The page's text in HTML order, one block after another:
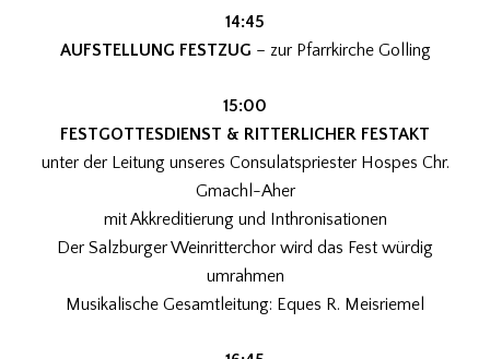
14:45
AUFSTELLUNG FESTZUG – zur Pfarrkirche Golling
15:00
FESTGOTTESDIENST & RITTERLICHER FESTAKT
unter der Leitung unseres Consulatspriester Hospes Chr.
Gmachl-Aher
mit Akkreditierung und Inthronisationen
Der Salzburger Weinritterchor wird das Fest würdig
umrahmen
Musikalische Gesamtleitung: Eques R. Meisriemel